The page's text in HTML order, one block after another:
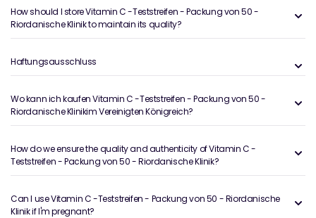
How should I store Vitamin C -Teststreifen - Packung von 50 -
Riordanische Klinik to maintain its quality?
Haftungsausschluss
Wo kann ich kaufen Vitamin C -Teststreifen - Packung von 50 -
Riordanische Klinikim Vereinigten Königreich?
How do we ensure the quality and authenticity of Vitamin C -
Teststreifen - Packung von 50 - Riordanische Klinik?
Can I use Vitamin C -Teststreifen - Packung von 50 - Riordanische
Klinik if I'm pregnant?